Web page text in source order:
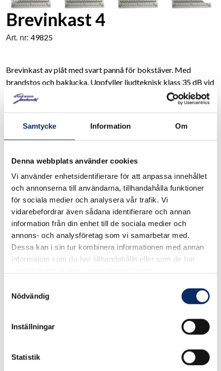
Samtycke Information Om
Denna webbplats använder cookies
Vi använder enhetsidentifierare för att anpassa innehållet
och annonserna till användarna, tillhandahålla funktioner
för sociala medier och analysera vår trafik. Vi
vidarebefordrar även sådana identifierare och annan
information från din enhet till de sociala medier och
annons- och analysföretag som vi samarbetar med.
Dessa kan i sin tur kombinera informationen med annan
information som du har tillhandahållit eller som de har
Nödvändig
Inställningar
Statistik
Brevinkast 4
Art. nr: 49825
Brevinkast av plåt med svart pannå för bokstäver. Med
brandstos och baklucka. Uppfyller ljudteknisk klass 35 dB vid
montering i trädörrar. Dimensionsförklaring (mm): A -
Dörrtjocklek, B - Yttermått, C - Brevlucka, D - Baklucka,
137724 rekommenderar max 8 Newton (N) öppningskraft.
Brevinkast 4 behöver max 6-7,5 N i öppningskraft.
Se måttskiss under produktinformation
I lager
VäljDörrtjocklek
Välj Dörrtjocklek
remove
2,990kr
Lägg i varukorg